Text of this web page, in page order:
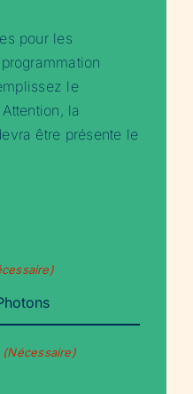
pour les
le
la
être présente le
(Nécessaire)